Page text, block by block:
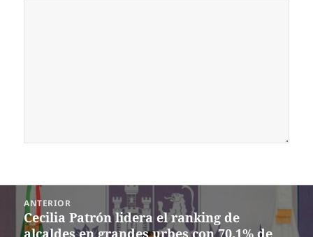
Navegación
entradas
ANTERIOR
Entrada
Cecilia Patrón lidera el ranking de
alcaldes en grandes urbes con 70.1% de